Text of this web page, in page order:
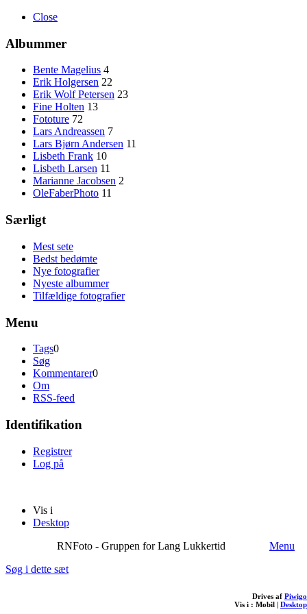
Close
Albummer
Bente Magelius 4
Erik Holgersen 22
Erik Wolf Petersen 23
Fine Holten 13
Fototure 72
Lars Andreassen 7
Lars Bjørn Andersen 11
Lisbeth Frank 10
Lisbeth Larsen 11
Marianne Jacobsen 2
OleFaberPhoto 11
Særligt
Mest sete
Bedst bedømte
Nye fotografier
Nyeste albummer
Tilfældige fotografier
Menu
Tags0
Søg
Kommentarer0
Om
RSS-feed
Identifikation
Registrer
Log på
Vis i
Desktop
RNFoto - Gruppen for Lang Lukkertid
Menu
Søg i dette sæt
Drives af Piwigo
Vis i : Mobil | Desktop